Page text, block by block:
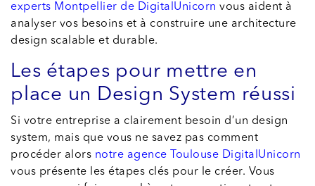
experts Montpellier de DigitalUnicorn vous aident à
analyser vos besoins et à construire une architecture
design scalable et durable.
Les étapes pour mettre en
place un Design System réussi
Si votre entreprise a clairement besoin d’un design
system, mais que vous ne savez pas comment
procéder alors notre agence Toulouse DigitalUnicorn
vous présente les étapes clés pour le créer. Vous